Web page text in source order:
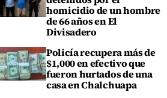
homicidio de un hombre
de 66 años en El
Divisadero
Policía recupera más de
$1,000 en efectivo que
fueron hurtados de una
casa en Chalchuapa